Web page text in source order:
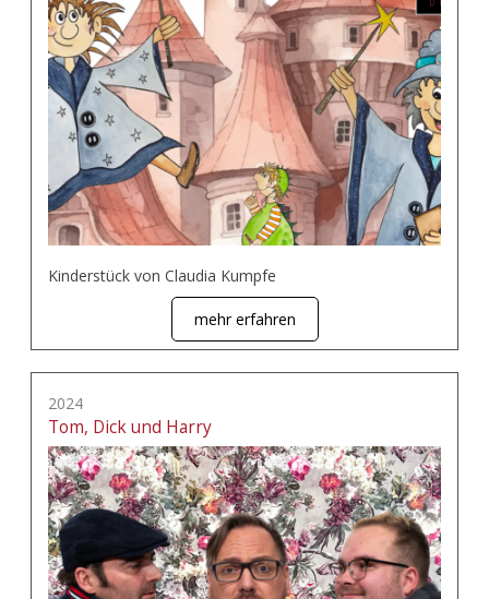
Kinderstück von Claudia Kumpfe
mehr erfahren
2024
Tom, Dick und Harry